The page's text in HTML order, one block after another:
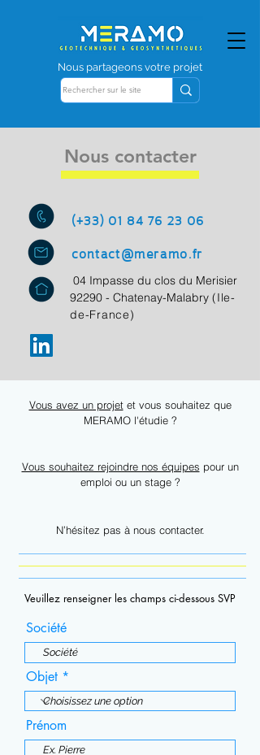
Nous partageons votre projet
Nous contacter
(+33) 01 84 76 23 06
04 Impasse du clos du Merisier
92290 - Chatenay-Malabry (Ile-
de-France)
contact@meramo.fr
Vous avez un projetet vous souhaitez que
MERAMO l'étudie ?
Vous souhaitez rejoindre nos équipes pour un
emploi ou un stage ?
N’hésitez pas à nous contacter.
Veuillez renseigner les champs ci-dessous SVP
Société
Objet
Prénom